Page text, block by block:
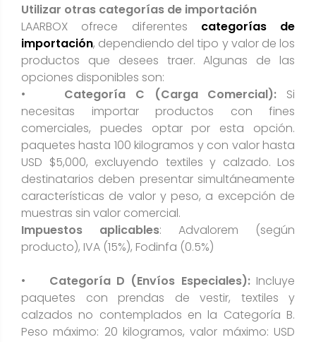
Utilizar otras categorías de importación
LAARBOX ofrece diferentes categorías de
importación, dependiendo del tipo y valor de los
productos que desees traer. Algunas de las
opciones disponibles son:
• Categoría C (Carga Comercial): Si
necesitas importar productos con fines
comerciales, puedes optar por esta opción.
paquetes hasta 100 kilogramos y con valor hasta
USD $5,000, excluyendo textiles y calzado. Los
destinatarios deben presentar simultáneamente
características de valor y peso, a excepción de
muestras sin valor comercial.
Impuestos aplicables: Advalorem (según
producto), IVA (15%), Fodinfa (0.5%)
• Categoría D (Envíos Especiales):Incluye
paquetes con prendas de vestir, textiles y
calzados no contemplados en la Categoría B.
Peso máximo: 20 kilogramos, valor máximo: USD